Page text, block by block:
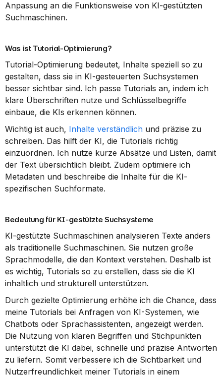
Anpassung an die Funktionsweise von KI-gestützten
Suchmaschinen.
Was ist Tutorial-Optimierung?
Tutorial-Optimierung bedeutet, Inhalte speziell so zu
gestalten, dass sie in KI-gesteuerten Suchsystemen
besser sichtbar sind. Ich passe Tutorials an, indem ich
klare Überschriften nutze und Schlüsselbegriffe
einbaue, die KIs erkennen können.
Wichtig ist auch, Inhalte verständlich und präzise zu
schreiben. Das hilft der KI, die Tutorials richtig
einzuordnen. Ich nutze kurze Absätze und Listen, damit
der Text übersichtlich bleibt. Zudem optimiere ich
Metadaten und beschreibe die Inhalte für die KI-
spezifischen Suchformate.
Bedeutung für KI-gestützte Suchsysteme
KI-gestützte Suchmaschinen analysieren Texte anders
als traditionelle Suchmaschinen. Sie nutzen große
Sprachmodelle, die den Kontext verstehen. Deshalb ist
es wichtig, Tutorials so zu erstellen, dass sie die KI
inhaltlich und strukturell unterstützen.
Durch gezielte Optimierung erhöhe ich die Chance, dass
meine Tutorials bei Anfragen von KI-Systemen, wie
Chatbots oder Sprachassistenten, angezeigt werden.
Die Nutzung von klaren Begriffen und Stichpunkten
unterstützt die KI dabei, schnelle und präzise Antworten
zu liefern. Somit verbessere ich die Sichtbarkeit und
Nutzerfreundlichkeit meiner Tutorials in einem